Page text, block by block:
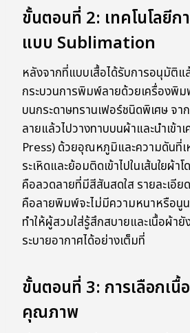
ขั้นตอนที่ 2: เทคโนโลยีก
แบบ Sublimation
หลังจากที่แบบเสื้อได้รับการอนุมัติแ
กระบวนการพิมพ์ลายด้วยเครื่องพิ
บนกระดาษทรานเฟอร์ชนิดพิเศษ จ
ลายแล้วไปวางทาบบนผ้าและนำเข้า
Press) ด้วยอุณหภูมิและความดันที่
ระเหิดและย้อมติดเข้าไปในเส้นใยผ้
คือลวดลายที่มีสีสันสดใส รายละเอี
คือลายพิมพ์จะไม่มีความหนาหรือนู
ทำให้ผู้สวมใส่รู้สึกสบายและเนื้อผ้า
ระบายอากาศได้อย่างเต็มที่
ขั้นตอนที่ 3: การเลือกเนื้
คุณภาพ